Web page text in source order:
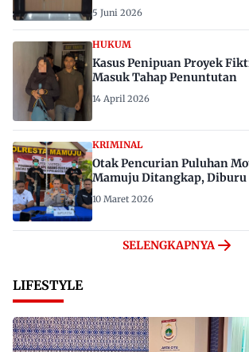
5 Juni 2026
HUKUM
Kasus Penipuan Proyek
Masuk Tahap Penuntutan
14 April 2026
KRIMINAL
Otak Pencurian Puluhan
Mamuju Ditangkap, Diburu
10 Maret 2026
SELENGKAPNYA
LIFESTYLE